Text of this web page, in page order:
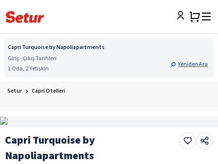
Capri Turquoise by Napoliapartments
Giriş - Çıkış Tarihleri
1 Oda, 2 Yetişkin
Yeniden Ara
Setur Capri Otelleri
Capri Turquoise by
Napoliapartments